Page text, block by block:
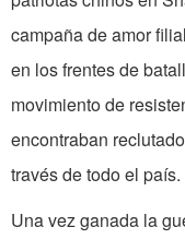
campaña de amor
en los frentes de
movimiento de
encontraban
través de todo el país.
Una vez ganada la